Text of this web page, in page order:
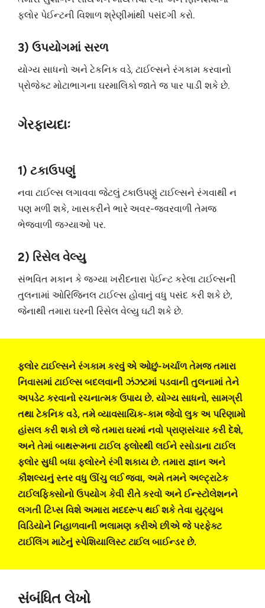
ફ્લોર પેઈન્ટની વિશાળ શ્રેણીમાંથી પસંદગી કરો.
3) ઉપયોગમાં સરળ
યોગ્ય સાધનો અને ટેકનિક વડે, ટાઈલ્સને રંગકામ કરવાનો
પ્રોજેક્ટ મોટાભાગના ઘરમાલિકો જાતે જ પાર પાડી શકે છે.
ગેરફાયદાઃ
1) ટકાઉપણું
નવા ટાઈલ્સ લગાવવા જેટલું ટકાઉપણું ટાઈલ્સને રંગવાથી ન
પણ મળી શકે, ખાસકરીને ભારે અવર-જવરવાળી તેમજ
ભેજવાળી જગ્યાઓ પર.
2) રિસેલ વેલ્યુ
સંભવિત મકાન કે જગ્યા ખરીદનારા પેઈન્ટ કરેલા ટાઈલ્સની
તુલનામાં ઓરિજિનલ ટાઈલ્સ હોવાનું વધુ પસંદ કરી શકે છે,
જેનાથી તમારા ઘરની રિસેલ વેલ્યુ ઘટી શકે છે.
ફ્લોર ટાઈલ્સને રંગકામ કરવું એ ઓછું-ખર્ચાળ તેમજ તમારા
નિવાસમાં ટાઈલ્સ બદલવાની ઝંઝટમાં પડવાની તુલનામાં તેને
અપડેટ કરવાનો રચનાત્મક ઉપાય છે. યોગ્ય સાધનો, સામગ્રી
તથા ટેકનિક વડે, તમે વ્યાવસાયિક-કામ જેવો લુક અ પરિણામો
હાંસલ કરી શકો છો જે તમારા ઘરમાં નવો પ્રાણસંચાર કરી દેશે,
અને તેમાં બાથરૂમના ટાઈલ ફ્લોરથી લઈને રસોડાના ટાઈલ
ફ્લોર સુધી બધા ફ્લોરને રંગી શકાય છે. તમારા જ્ઞાન અને
કૌશલ્યનું સ્તર વધુ ઊંચુ લઈ જવા, અમે તમને અલ્ટ્રાટેક
ટાઈલફિક્સોનો ઉપયોગ કેવી રીતે કરવો અને ઈન્સ્ટોલેશનને
લગતી ટિપ્સ વિશે અમારા મદદરૂપ થઈ શકે તેવા યુટ્યુબ
વિડિયોને નિહાળવાની ભલામણ કરીએ છીએ જે પરફેક્ટ
ટાઈલિંગ માટેનું સ્પેશિયાલિસ્ટ ટાઈલ બાઈન્ડર છે.
સંબંધિત લેખો